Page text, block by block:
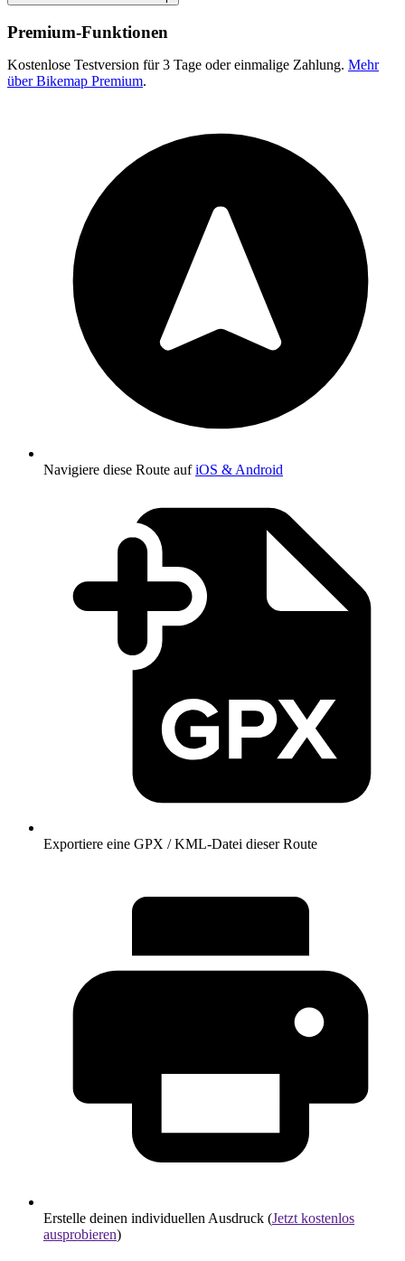
Premium-Funktionen
Kostenlose Testversion für 3 Tage oder einmalige Zahlung. Mehr
über Bikemap Premium.
Navigiere diese Route aufiOS & Android
Exportiere eine GPX / KML-Datei dieser Route
Erstelle deinen individuellen Ausdruck (Jetzt kostenlos
ausprobieren)